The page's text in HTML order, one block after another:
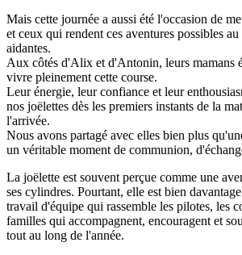
Mais cette journée a aussi été l'occasion de
et ceux qui rendent ces aventures possibles
aidantes.
Aux côtés d'Alix et d'Antonin, leurs mamans
vivre pleinement cette course.
Leur énergie, leur confiance et leur
nos joëlettes dès les premiers instants de la
l'arrivée.
Nous avons partagé avec elles bien plus
un véritable moment de communion,
La joëlette est souvent perçue comme une
ses cylindres. Pourtant, elle est bien
travail d'équipe qui rassemble les pilotes, les
familles qui accompagnent, encouragent et
tout au long de l'année.